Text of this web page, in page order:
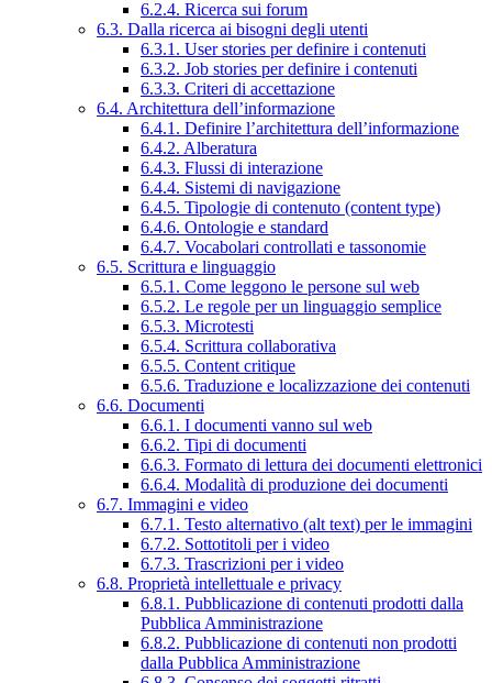
6.2.4. Ricerca sui forum
6.3. Dalla ricerca ai bisogni degli utenti
6.3.1. User stories per definire i contenuti
6.3.2. Job stories per definire i contenuti
6.3.3. Criteri di accettazione
6.4. Architettura dell’informazione
6.4.1. Definire l’architettura dell’informazione
6.4.2. Alberatura
6.4.3. Flussi di interazione
6.4.4. Sistemi di navigazione
6.4.5. Tipologie di contenuto (content type)
6.4.6. Ontologie e standard
6.4.7. Vocabolari controllati e tassonomie
6.5. Scrittura e linguaggio
6.5.1. Come leggono le persone sul web
6.5.2. Le regole per un linguaggio semplice
6.5.3. Microtesti
6.5.4. Scrittura collaborativa
6.5.5. Content critique
6.5.6. Traduzione e localizzazione dei contenuti
6.6. Documenti
6.6.1. I documenti vanno sul web
6.6.2. Tipi di documenti
6.6.3. Formato di lettura dei documenti elettronici
6.6.4. Modalità di produzione dei documenti
6.7. Immagini e video
6.7.1. Testo alternativo (alt text) per le immagini
6.7.2. Sottotitoli per i video
6.7.3. Trascrizioni per i video
6.8. Proprietà intellettuale e privacy
6.8.1. Pubblicazione di contenuti prodotti dalla
Pubblica Amministrazione
6.8.2. Pubblicazione di contenuti non prodotti
dalla Pubblica Amministrazione